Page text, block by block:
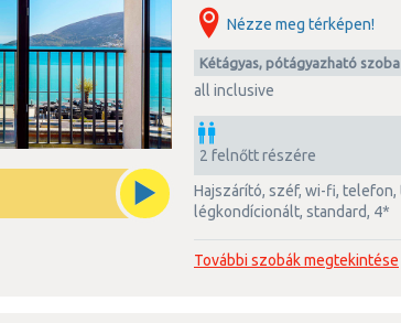
Nézze meg térképen!
kétágyas, pótágyazható szoba
all inclusive
2 felnőtt részére
hajszárító, széf, wi-fi, telefon, tv, zuhanyzós fürdőszoba,
légkondícionált, standard, 4*
További szobák megtekintése